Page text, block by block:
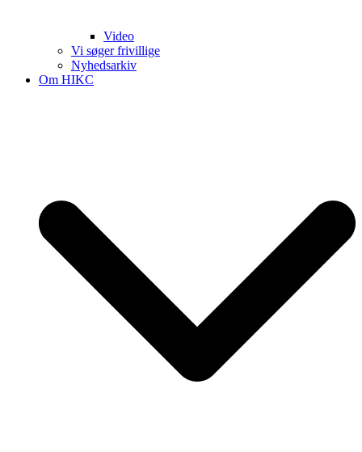
Video
Vi søger frivillige
Nyhedsarkiv
Om HIKC